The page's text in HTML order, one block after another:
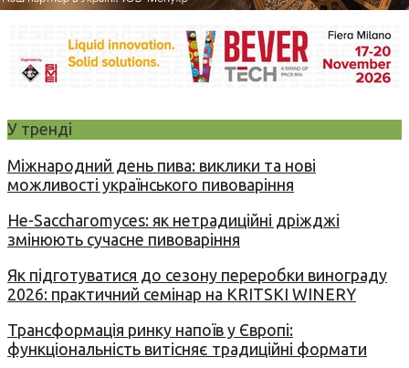
У тренді
Міжнародний день пива: виклики та нові
можливості українського пивоваріння
Не-Saccharomyces: як нетрадиційні дріжджі
змінюють сучасне пивоваріння
Як підготуватися до сезону переробки винограду
2026: практичний семінар на KRITSKI WINERY
Трансформація ринку напоїв у Європі:
функціональність витісняє традиційні формати